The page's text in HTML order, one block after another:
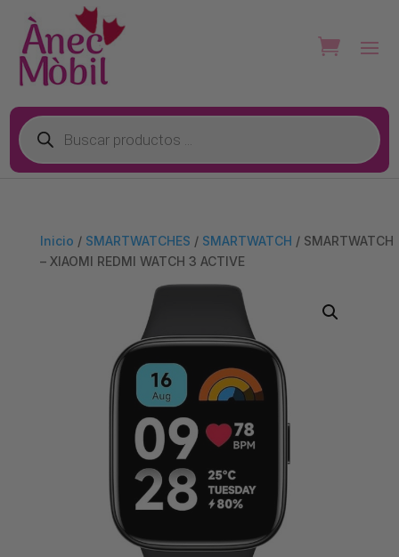
Búsqueda
de
productos
Inicio / SMARTWATCHES / SMARTWATCH / SMARTWATCH
– XIAOMI REDMI WATCH 3 ACTIVE